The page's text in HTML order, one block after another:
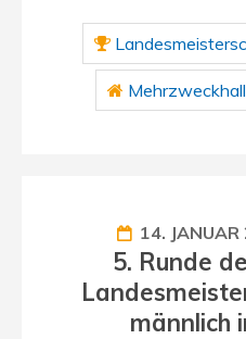
14.
5. Runde
männlich